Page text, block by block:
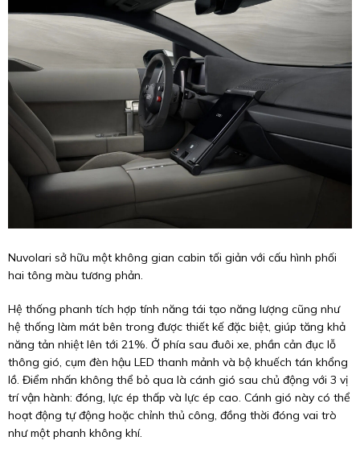
Nuvolari sở hữu một không gian cabin tối giản với cấu hình phối
hai tông màu tương phản.
Hệ thống phanh tích hợp tính năng tái tạo năng lượng cũng như
hệ thống làm mát bên trong được thiết kế đặc biệt, giúp tăng khả
năng tản nhiệt lên tới 21%. Ở phía sau đuôi xe, phần cản đục lỗ
thông gió, cụm đèn hậu LED thanh mảnh và bộ khuếch tán khổng
lồ. Điểm nhấn không thể bỏ qua là cánh gió sau chủ động với 3 vị
trí vận hành: đóng, lực ép thấp và lực ép cao. Cánh gió này có thể
hoạt động tự động hoặc chỉnh thủ công, đồng thời đóng vai trò
như một phanh không khí.